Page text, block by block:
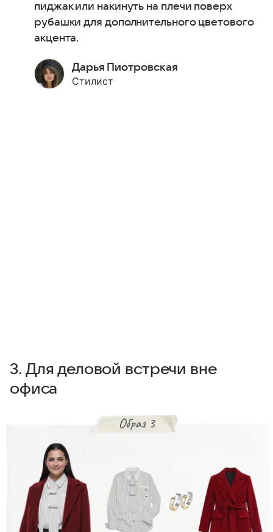
пиджак или накинуть на плечи поверх
рубашки для дополнительного цветового
акцента.
Дарья Пиотровская
Стилист
3. Для деловой встречи вне
офиса